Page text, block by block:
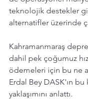
teknolojik destekler
alternatifler üzerinde
Kahramanmaraş
dahil pek çoğumuz
ödemeleri için bu ne
Erdal Bey DASK'ın
yaklaşımını anlattı.